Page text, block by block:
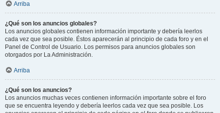
Arriba
¿Qué son los anuncios globales?
Los anuncios globales contienen información importante y debería leerlos
cada vez que sea posible. Éstos aparecerán al principio de cada foro y en el
Panel de Control de Usuario. Los permisos para anuncios globales son
otorgados por La Administración.
Arriba
¿Qué son los anuncios?
Los anuncios muchas veces contienen información importante sobre el foro
que se encuentra leyendo y debería leerlos cada vez que sea posible. Los